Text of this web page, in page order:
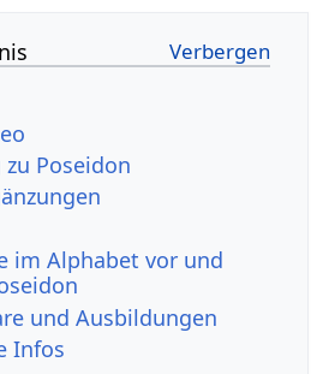
Poseidon
im Alphabet vor und
und Ausbildungen
Infos